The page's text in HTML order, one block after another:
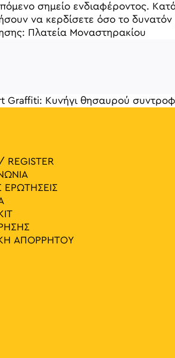
σημείο ενδιαφέροντος. Κατά
να κερδίσετε όσο το
Πλατεία Μοναστηρακίου
Graffiti: Κυνήγι θησαυρού
REGISTER
ΕΡΩΤΗΣΕΙΣ
ΑΠΟΡΡΗΤΟΥ